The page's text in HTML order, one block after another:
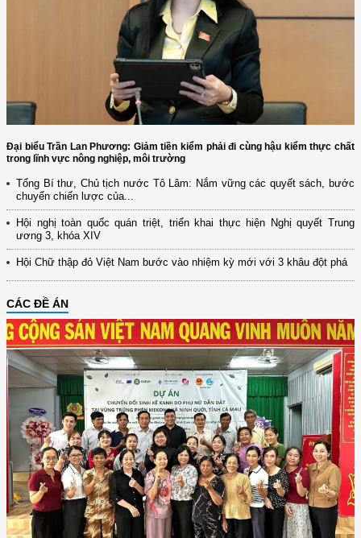
Đại biểu Trần Lan Phương: Giảm tiền kiểm phải đi cùng hậu kiểm thực chất
trong lĩnh vực nông nghiệp, môi trường
Tổng Bí thư, Chủ tịch nước Tô Lâm: Nắm vững các quyết sách, bước
chuyển chiến lược của...
Hội nghị toàn quốc quán triệt, triển khai thực hiện Nghị quyết Trung
ương 3, khóa XIV
Hội Chữ thập đỏ Việt Nam bước vào nhiệm kỳ mới với 3 khâu đột phá
CÁC ĐỀ ÁN